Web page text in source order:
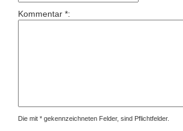
Kommentar *:
Die mit * gekennzeichneten Felder, sind Pflichtfelder.